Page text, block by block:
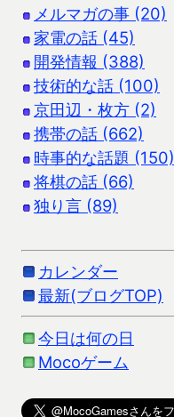
メルマガの事 (20)
家電の話 (45)
開発情報 (388)
技術的な話 (100)
京田辺・枚方 (2)
携帯の話 (662)
時事的な話題 (150)
将棋の話 (66)
独り言 (89)
カレンダー
最新(ブログTOP)
今日は何の日
Mocoゲーム